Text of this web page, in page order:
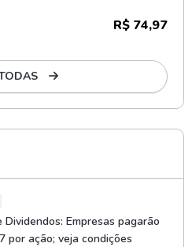
R$ 74,97
Dividendos: Empresas pagarão
por ação; veja condições